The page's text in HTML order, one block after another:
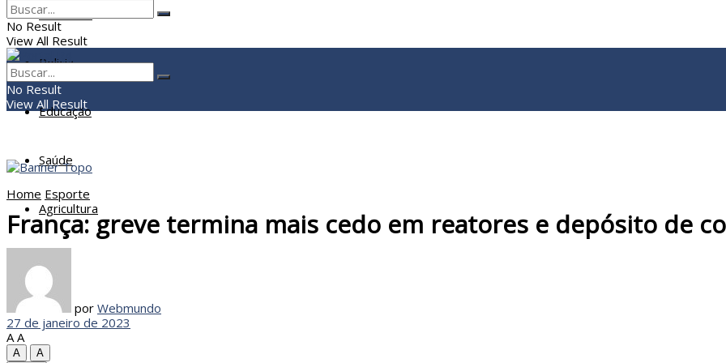
Economia
Policia
Educação
Saúde
Agricultura
No Result
View All Result
No Result
View All Result
Home Esporte
França: greve termina mais cedo em reatores e depósito de
por Webmundo
27 de janeiro de 2023
A A
A
A